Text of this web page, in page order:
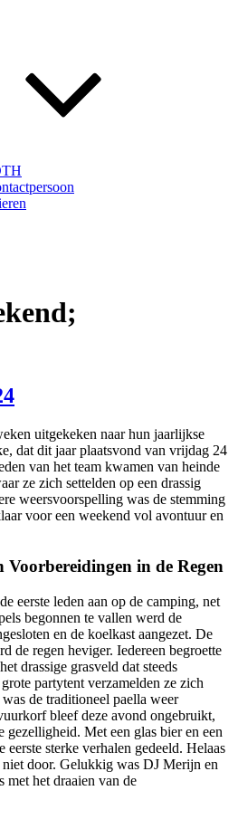
uitgekeken naar hun jaarlijkse
dat dit jaar plaatsvond van vrijdag 24
van het team kwamen van heinde
ze zich settelden op een drassig
weersvoorspelling was de stemming
voor een weekend vol avontuur en
in de Regen
eerste leden aan op de camping, net
begonnen te vallen werd de
en de koelkast aangezet. De
de regen heviger. Iedereen begroette
drassige grasveld dat steeds
partytent verzamelden ze zich
de traditioneel paella weer
bleef deze avond ongebruikt,
gezelligheid. Met een glas bier en een
sterke verhalen gedeeld. Helaas
door. Gelukkig was DJ Merijn en
met het draaien van de